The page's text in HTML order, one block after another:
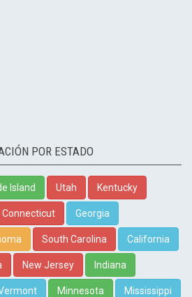
POR ESTADO
Island Utah Kentucky
Connecticut Georgia
South Carolina California
New Jersey Indiana
Minnesota Mississippi